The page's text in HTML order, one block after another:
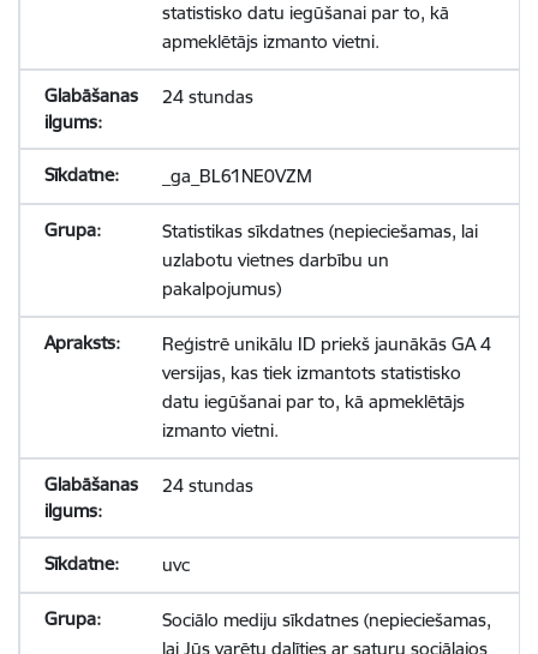
statistisko datu iegūšanai par to, kā
apmeklētājs izmanto vietni.
24 stundas
_ga_BL61NE0VZM
Statistikas sīkdatnes (nepieciešamas, lai
uzlabotu vietnes darbību un
pakalpojumus)
Reģistrē unikālu ID priekš jaunākās GA 4
versijas, kas tiek izmantots statistisko
datu iegūšanai par to, kā apmeklētājs
izmanto vietni.
24 stundas
uvc
Sociālo mediju sīkdatnes (nepieciešamas,
lai Jūs varētu dalīties ar saturu sociālajos